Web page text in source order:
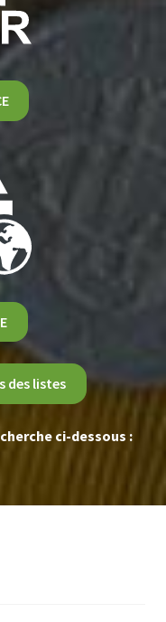
des listes
ci-dessous :